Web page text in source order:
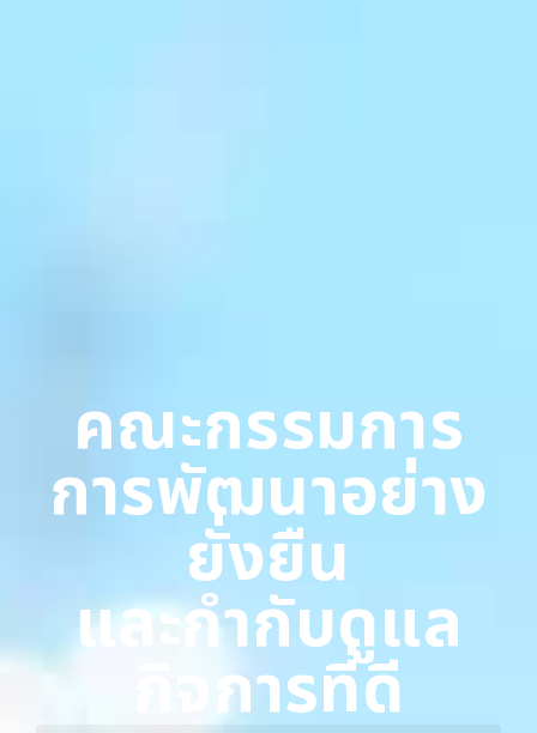
คณะกรรมการ
การพัฒนาอย่าง
ยั่งยืน
และกำกับดูแล
กิจการที่ดี